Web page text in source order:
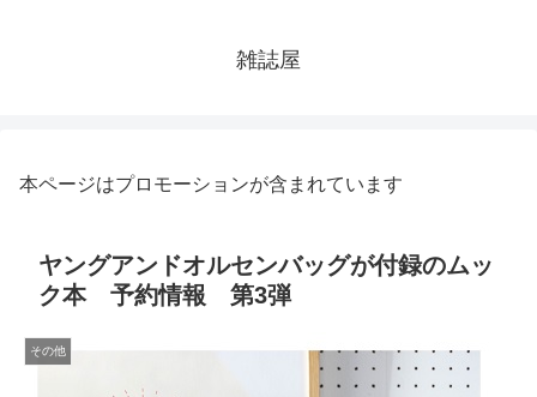
雑誌屋
本ページはプロモーションが含まれています
ヤングアンドオルセンバッグが付録のムッ
ク本 予約情報 第3弾
その他